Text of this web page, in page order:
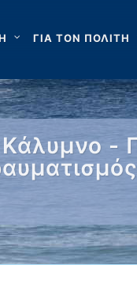
ΓΙΑ ΤΟΝ ΠΟΛΙΤΗ
-